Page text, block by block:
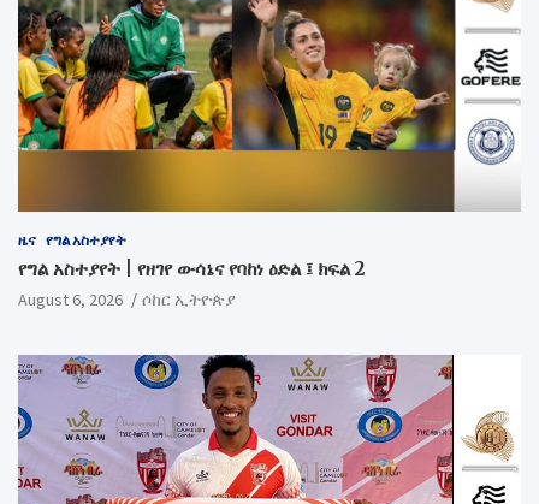
ዜና የግል አስተያየት
የግል አስተያየት | የዘገየ ውሳኔና የባከነ ዕድል ፤ ክፍል 2
August 6, 2026 ሶከር ኢትዮጵያ